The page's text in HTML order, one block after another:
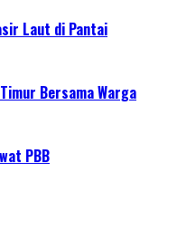
Laut di Pantai
Bersama Warga
PBB